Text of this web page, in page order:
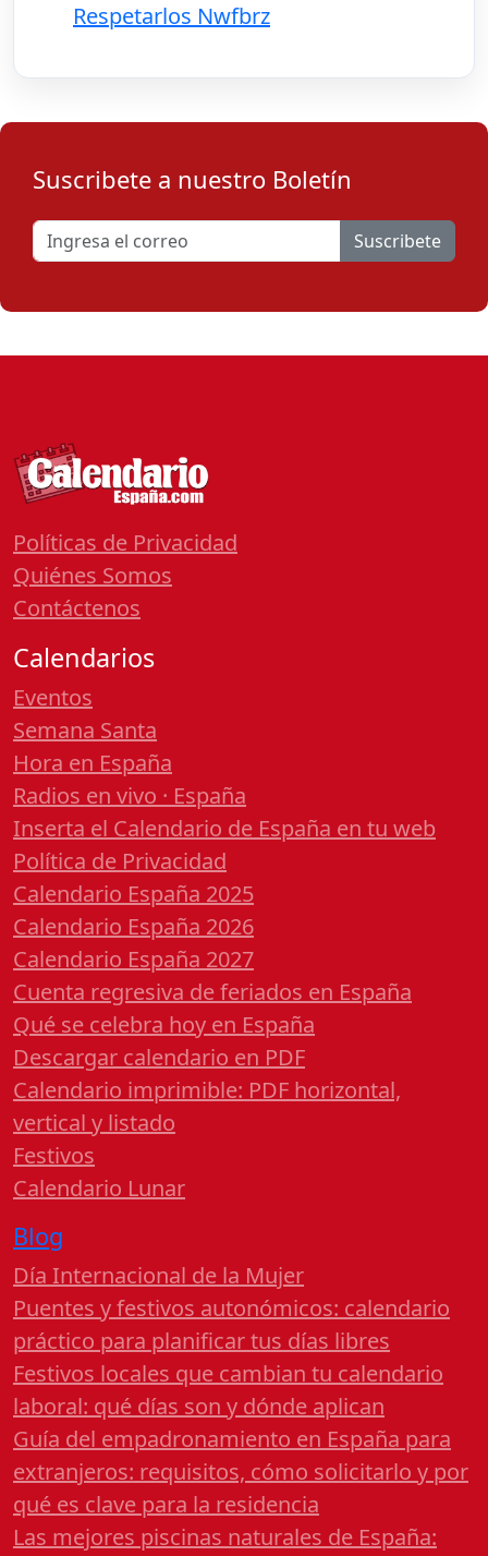
Respetarlos Nwfbrz
Suscribete a nuestro Boletín
Suscribete
Políticas de Privacidad
Quiénes Somos
Contáctenos
Calendarios
Eventos
Semana Santa
Hora en España
Radios en vivo · España
Inserta el Calendario de España en tu web
Política de Privacidad
Calendario España 2025
Calendario España 2026
Calendario España 2027
Cuenta regresiva de feriados en España
Qué se celebra hoy en España
Descargar calendario en PDF
Calendario imprimible: PDF horizontal,
vertical y listado
Festivos
Calendario Lunar
Blog
Día Internacional de la Mujer
Puentes y festivos autonómicos: calendario
práctico para planificar tus días libres
Festivos locales que cambian tu calendario
laboral: qué días son y dónde aplican
Guía del empadronamiento en España para
extranjeros: requisitos, cómo solicitarlo y por
qué es clave para la residencia
Las mejores piscinas naturales de España: